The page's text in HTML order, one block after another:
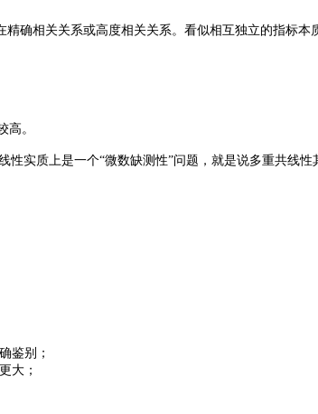
精确相关关系或高度相关关系。看似相互独立的指标
高。
性实质上是一个“微数缺测性”问题，就是说多重共线
鉴别；
大；